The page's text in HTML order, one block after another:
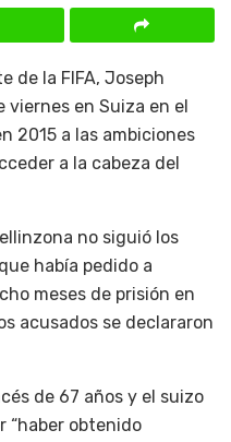
de la FIFA, Joseph
en Suiza en el
2015 a las ambiciones
a la cabeza del
no siguió los
había pedido a
meses de prisión en
acusados se declararon
de 67 años y el suizo
“haber obtenido